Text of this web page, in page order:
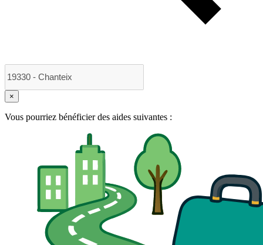
×
Vous pourriez bénéficier des aides suivantes :